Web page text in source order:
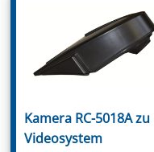
Kamera RC-5018A zu
Videosystem